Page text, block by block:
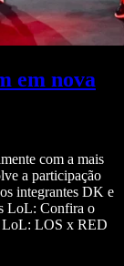
em nova
com a mais
a participação
integrantes DK e
LoL: Confira o
LoL: LOS x RED